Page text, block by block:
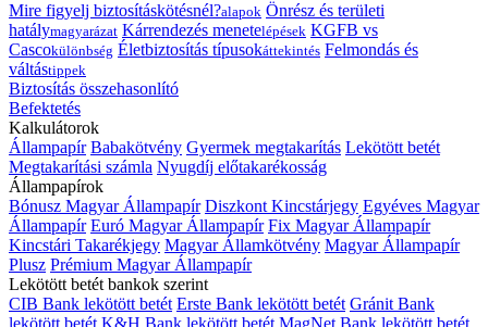
Mire figyelj biztosításkötésnél?alapok Önrész és területi
hatálymagyarázat Kárrendezés menetelépések KGFB vs
Cascokülönbség Életbiztosítás típusokáttekintés Felmondás és
váltástippek
Biztosítás összehasonlító
Befektetés
Kalkulátorok
Állampapír Babakötvény Gyermek megtakarítás Lekötött betét
Megtakarítási számla Nyugdíj előtakarékosság
Állampapírok
Bónusz Magyar Állampapír Diszkont Kincstárjegy Egyéves Magyar
Állampapír Euró Magyar Állampapír Fix Magyar Állampapír
Kincstári Takarékjegy Magyar Államkötvény Magyar Állampapír
Plusz Prémium Magyar Állampapír
Lekötött betét bankok szerint
CIB Bank lekötött betét Erste Bank lekötött betét Gránit Bank
lekötött betét K&H Bank lekötött betét MagNet Bank lekötött betét